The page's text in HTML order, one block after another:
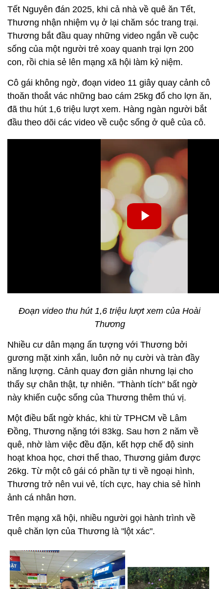
Tết Nguyên đán 2025, khi cả nhà về quê ăn Tết,
Thương nhận nhiệm vụ ở lại chăm sóc trang trại.
Thương bắt đầu quay những video ngắn về cuộc
sống của một người trẻ xoay quanh trại lợn 200
con, rồi chia sẻ lên mạng xã hội làm kỷ niệm.
Cô gái không ngờ, đoạn video 11 giây quay cảnh cô
thoăn thoắt vác những bao cám 25kg đổ cho lợn ăn,
đã thu hút 1,6 triệu lượt xem. Hàng ngàn người bắt
đầu theo dõi các video về cuộc sống ở quê của cô.
Đoạn video thu hút 1,6 triệu lượt xem của Hoài
Thương
Nhiều cư dân mạng ấn tượng với Thương bởi
gương mặt xinh xắn, luôn nở nụ cười và tràn đầy
năng lượng. Cảnh quay đơn giản nhưng lại cho
thấy sự chân thật, tự nhiên. "Thành tích" bất ngờ
này khiến cuộc sống của Thương thêm thú vị.
Một điều bất ngờ khác, khi từ TPHCM về Lâm
Đồng, Thương nặng tới 83kg. Sau hơn 2 năm về
quê, nhờ làm việc đều đặn, kết hợp chế độ sinh
hoạt khoa học, chơi thể thao, Thương giảm được
26kg. Từ một cô gái có phần tự ti về ngoại hình,
Thương trở nên vui vẻ, tích cực, hay chia sẻ hình
ảnh cá nhân hơn.
Trên mạng xã hội, nhiều người gọi hành trình về
quê chăn lợn của Thương là "lột xác".